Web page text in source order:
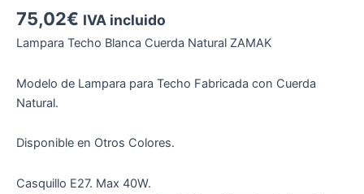
75,02€ IVA incluido
Lampara Techo Blanca Cuerda Natural ZAMAK
Modelo de Lampara para Techo Fabricada con Cuerda
Natural.
Disponible en Otros Colores.
Casquillo E27. Max 40W.